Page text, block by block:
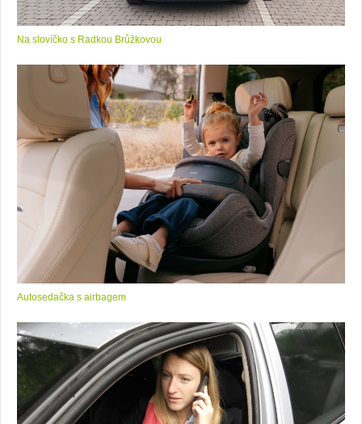
Na slovíčko s Radkou Brůžkovou
Autosedačka s airbagem